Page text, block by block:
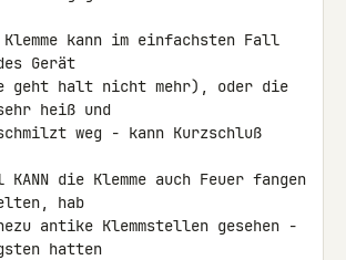
kann im einfachsten Fall
Gerät
geht halt nicht mehr), oder die
heiß und
weg - kann Kurzschluß
die Klemme auch Feuer fangen
hab
antike Klemmstellen gesehen -
hatten